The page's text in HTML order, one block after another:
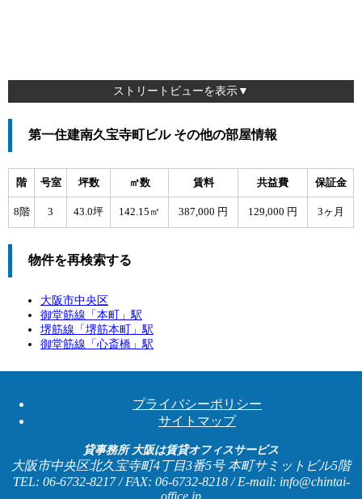
ストリートビューを表示▼
第一住建南久宝寺町ビル その他の部屋情報
階 号室 坪数 ㎡数 賃料 共益費 保証金
8階 3 43.0坪 142.15㎡ 387,000 円 129,000 円 3ヶ月
物件を再検索する
大阪市中央区
御堂筋線「 本町
」駅
堺筋線「 堺筋本町
」駅
御堂筋線「 心斎橋 」駅
プライバシーポリシー
サイトマップ
貸事務所 大阪は賃貸オフィスサービス
大阪市中央区北久宝寺町4丁目3番5号 本町サミットビル5階
TEL: 06-6732-8217 / FAX: 06-6732-8218 / E-mail: info@chintai-
office.jp